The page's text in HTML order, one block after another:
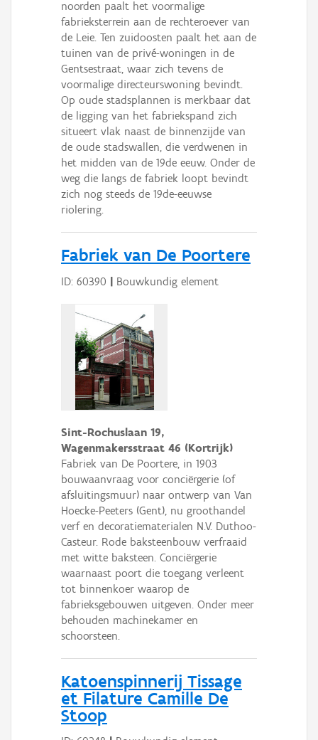
noorden paalt het voormalige
fabrieksterrein aan de rechteroever van
de Leie. Ten zuidoosten paalt het aan de
tuinen van de privé-woningen in de
Gentsestraat, waar zich tevens de
voormalige directeurswoning bevindt.
Op oude stadsplannen is merkbaar dat
de ligging van het fabriekspand zich
situeert vlak naast de binnenzijde van
de oude stadswallen, die verdwenen in
het midden van de 19de eeuw. Onder de
weg die langs de fabriek loopt bevindt
zich nog steeds de 19de-eeuwse
riolering.
Fabriek van De Poortere
ID: 60390 | Bouwkundig element
Sint-Rochuslaan 19,
Wagenmakersstraat 46 (Kortrijk)
Fabriek van De Poortere, in 1903
bouwaanvraag voor conciërgerie (of
afsluitingsmuur) naar ontwerp van Van
Hoecke-Peeters (Gent), nu groothandel
verf en decoratiematerialen N.V. Duthoo-
Casteur. Rode baksteenbouw verfraaid
met witte baksteen. Conciërgerie
waarnaast poort die toegang verleent
tot binnenkoer waarop de
fabrieksgebouwen uitgeven. Onder meer
behouden machinekamer en
schoorsteen.
Katoenspinnerij Tissage
et Filature Camille De
Stoop